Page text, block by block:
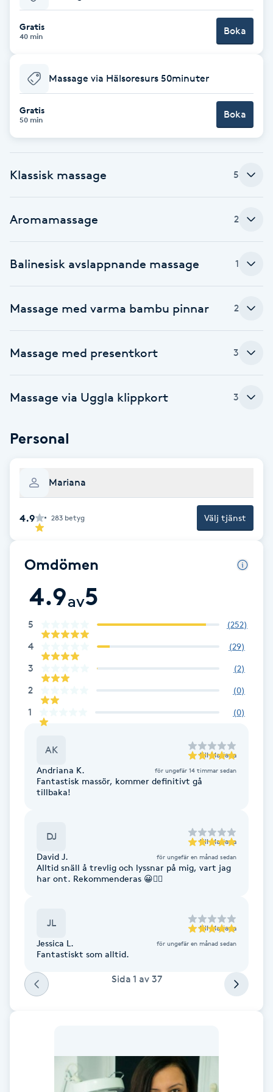
Babylights
Balayage
Barber
Blowout
Bottenfärg
Brynfärgning
Brynplockning
Bröllopsuppsättning
Celluliter
Coachning
Color correction
Damklippning
Dermapen
Diamantslipning
Enzympeeling
Extensions
Extensions borttagning
Face framing
Gratis
40 min Boka
Massage via Hälsoresurs 50minuter
Gratis
50 min Boka
Klassisk massage 5
Aromamassage 2
Balinesisk avslappnande massage 1
Massage med varma bambu pinnar 2
Massage med presentkort 3
Massage via Uggla klippkort 3
Personal
Mariana
4.9 283 betyg Välj tjänst
Omdömen
4.9av5
5 (252)
4 (29)
3 (2)
2 (0)
1 (0)
AK till Mariana
Andriana K. för ungefär 14 timmar sedan
Fantastisk massör, kommer definitivt gå
tillbaka!
DJ till Mariana
David J. för ungefär en månad sedan
Alltid snäll å trevlig och lyssnar på mig, vart jag
har ont. Rekommenderas 😀👍🏾
JL till Mariana
Jessica L. för ungefär en månad sedan
Fantastiskt som alltid.
Sida 1 av 37